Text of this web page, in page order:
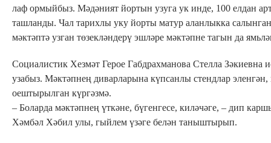
лаф ормыйбыз. Мәдәният йортын узуга ук инде, 100 елдан
ташланды. Чал тарихлы уку йорты матур аланлыкка
мәктәптә узган төзекләндерү эшләре мәктәпне тагын да
Социалистик Хезмәт Герое Габдрахманова Стелла Зәкиевна
узабыз. Мәктәпнең диварларына күпсанлы стендлар
оештырылган күргәзмә.
– Боларда мәктәпнең үткәне, бүгенгесе, киләчәге, – дип
Хәмбәл Хәбил улы, гыйлем үзәге белән таныштырып.